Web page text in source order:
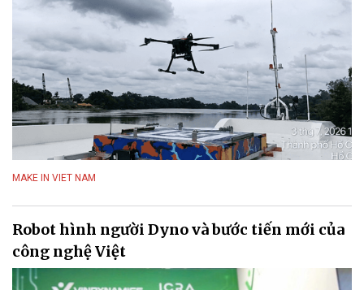
MAKE IN VIET NAM
Robot hình người Dyno và bước tiến mới của
công nghệ Việt